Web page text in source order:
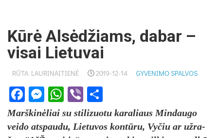
Kūrė Alsėdžiams, dabar –
visai Lietuvai
RŪTA LAURINAITIENĖ 2019-12-14 GYVENIMO SPALVOS
Facebook
Messenger
WhatsApp
Viber
Marš­ki­nė­liai su sti­li­zuo­tu ka­ra­liaus Min­dau­go
vei­do at­spau­du, Lie­tu­vos kon­tū­ru, Vy­čiu ar už­ra­